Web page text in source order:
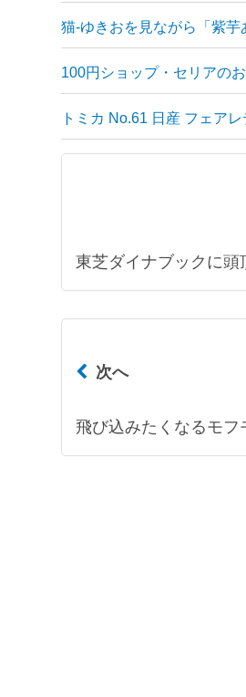
猫-ゆきおを見ながら「紫
100円ショップ・セリアの
トミカ No.61 日産 フェア
東芝ダイナブックに
次へ
飛び込みたくなるモ